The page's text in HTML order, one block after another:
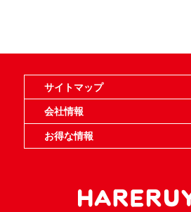
サイトマップ
オンラインショップ
買取
記事
選手一覧
デッキ検索
デッキ構築
イベント・大会
店舗のご案内
お問い合わせ
ヘルプ
FAQ
会社情報
利用規約
スタッフ募集
特定商取引法表示
個人情報保護指針
企業情報
お得な情報